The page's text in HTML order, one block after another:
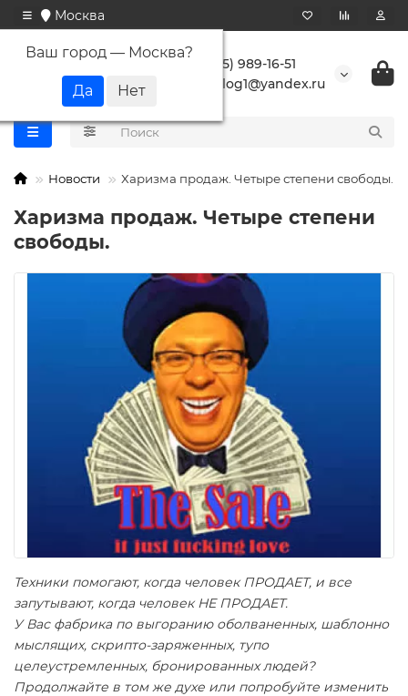
Москва
Ваш город — Москва?
+7 (495) 989-16-51
buranlog1@yandex.ru
Новости Харизма продаж. Четыре степени свободы.
Харизма продаж. Четыре степени
свободы.
Техники помогают, когда человек ПРОДАЕТ, и все
запутывают, когда человек НЕ ПРОДАЕТ.
У Вас фабрика по выгоранию оболваненных, шаблонно
мыслящих, скрипто-заряженных, тупо
целеустремленных, бронированных людей?
Продолжайте в том же духе или попробуйте изменить